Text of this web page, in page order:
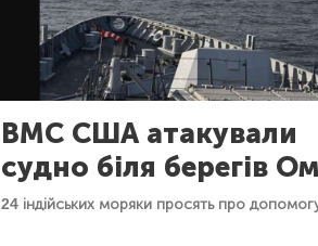
ВМС США атакували
судно біля берегів
24 індійських моряки просять про